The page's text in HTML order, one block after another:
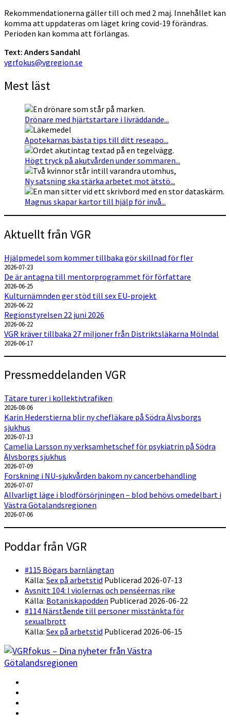
Rekommendationerna gäller till och med 2 maj. Innehållet kan
komma att uppdateras om läget kring covid-19 förändras.
Perioden kan komma att förlängas.
Text: Anders Sandahl
vgrfokus@vgregion.se
Mest läst
Drönare med hjärtstartare i livräddande...
Apotekarnas bästa tips till ditt reseapo...
Högt tryck på akutvården under sommaren...
Ny satsning ska stärka arbetet mot ätstö...
Magnus skapar kartor till hjälp för invå...
Aktuellt från VGR
Hjälpmedel som kommer tillbaka gör skillnad för fler
2026-07-23
De är antagna till mentorprogrammet för författare
2026-06-25
Kulturnämnden ger stöd till sex EU-projekt
2026-06-22
Regionstyrelsen 22 juni 2026
2026-06-22
VGR kräver tillbaka 27 miljoner från Distriktsläkarna Mölndal
2026-06-17
Pressmeddelanden VGR
Tätare turer i kollektivtrafiken
2026-08-06
Karin Hederstierna blir ny chefläkare på Södra Älvsborgs
sjukhus
2026-07-13
Camelia Larsson ny verksamhetschef för psykiatrin på Södra
Älvsborgs sjukhus
2026-07-09
Forskning i NU-sjukvården bakom ny cancerbehandling
2026-07-07
Allvarligt läge i blodförsörjningen – blod behövs omedelbart i
Västra Götalandsregionen
2026-07-06
Poddar från VGR
#115 Bögars barnlängtan
Källa: Sex på arbetstid Publicerad 2026-07-13
Avsnitt 104: I violernas och penséernas rike
Källa: Botaniskapodden Publicerad 2026-06-22
#114 Närstående till personer misstänkta för
sexualbrott
Källa: Sex på arbetstid Publicerad 2026-06-15